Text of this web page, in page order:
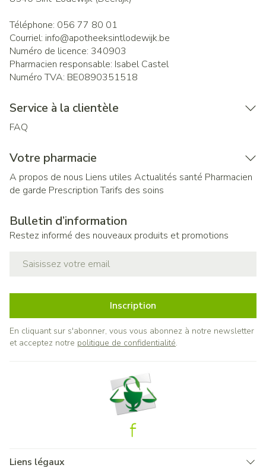
Téléphone: 056 77 80 01
Courriel: info@apotheeksintlodewijk.be
Numéro de licence: 340903
Pharmacien responsable: Isabel Castel
Numéro TVA: BE0890351518
Service à la clientèle
FAQ
Votre pharmacie
A propos de nous Liens utiles Actualités santé Pharmacien
de garde Prescription Tarifs des soins
Bulletin d’information
Restez informé des nouveaux produits et promotions
Inscription
En cliquant sur s'abonner, vous vous abonnez à notre newsletter
et acceptez notre politique de confidentialité.
Liens légaux